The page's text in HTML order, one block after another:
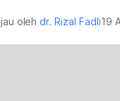
olehdr. Rizal Fadli19